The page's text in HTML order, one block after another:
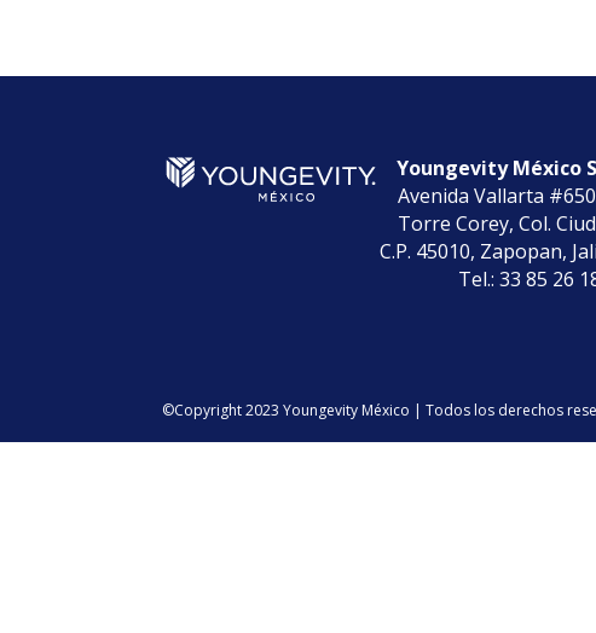
Youngevity México
Avenida Vallarta
Torre Corey, Col.
C.P. 45010, Zapopan,
Tel.: 33 85 26
©Copyright 2023 Youngevity México | Todos los derechos